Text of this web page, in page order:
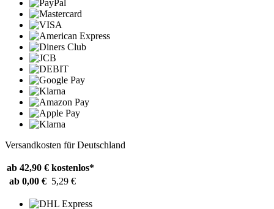
Versandkosten für Deutschland
ab 42,90 € kostenlos*
ab 0,00 € 5,29 €